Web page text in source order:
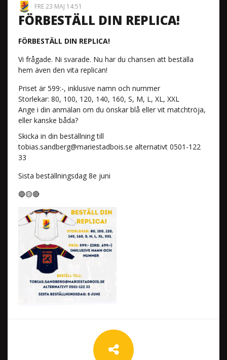
FRE 23 MAJ 14:51
FÖRBESTÄLL DIN REPLICA!
FÖRBESTÄLL DIN REPLICA!
Vi frågade. Ni svarade. Nu har du chansen att beställa
hem även den vita replican!
Priset är 599:-, inklusive namn och nummer
Storlekar: 80, 100, 120, 140, 160, S, M, L, XL, XXL
Ange i din anmälan om du önskar blå eller vit matchtröja,
eller kanske båda?
Skicka in din beställning till
tobias.sandberg@mariestadbois.se alternativt 0501-122
33
Sista beställningsdag 8e juni
🔵🟡🔴